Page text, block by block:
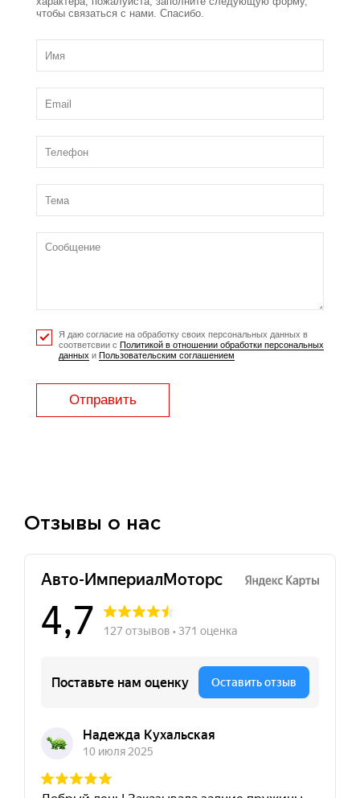
чтобы связаться с нами. Спасибо.
Я даю согласие на обработку своих персональных данных в
соответсвии с Политикой в отношении обработки персональных
данных и Пользовательским соглашением
Отправить
Отзывы о нас